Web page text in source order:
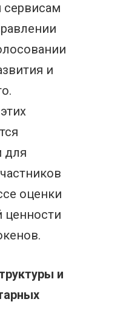
и
для
оценки
ценности
и